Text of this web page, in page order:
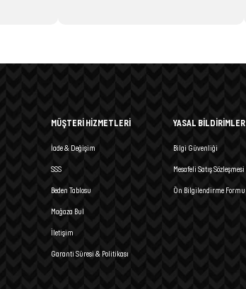
MÜŞTERİ HİZMETLERİ
İade & Değişim
SSS
Beden Tablosu
Mağaza Bul
İletişim
Garanti Süresi & Politikası
YASAL BİLDİRİMLER
Bilgi Güvenliği
Mesafeli Satış Sözleşmesi
Ön Bilgilendirme Formu